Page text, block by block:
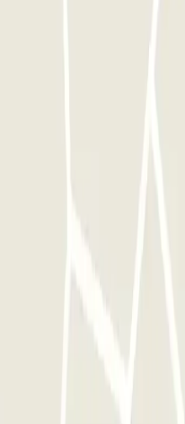
20 minutos
de telefone do parque de
tiveres finalizado a reserva.
confirmar-te o ponto de
do teu veículo.
solicitares a entrega do
de estacionamento será